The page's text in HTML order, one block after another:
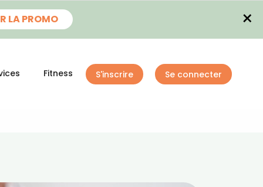
LA PROMO ×
Fitness S'inscrire Se connecter